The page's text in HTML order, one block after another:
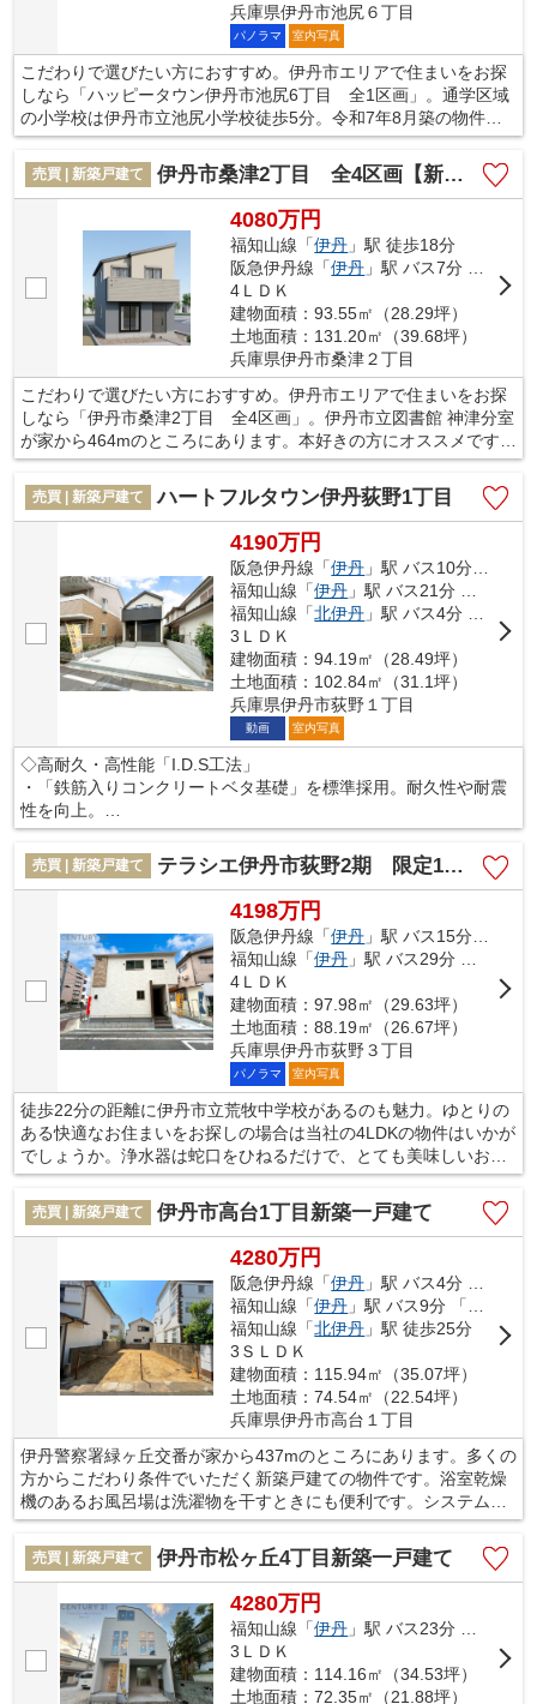
兵庫県伊丹市池尻６丁目
パノラマ 室内写真
こだわりで選びたい方におすすめ。伊丹市エリアで住まいをお探
しなら「ハッピータウン伊丹市池尻6丁目 全1区画」。通学区域
の小学校は伊丹市立池尻小学校徒歩5分。令和7年8月築の物件
で、新生活をお考えの方にお勧めです。こだわりのある方も多
い、新築の戸建て物件となっております。当社で不動産を探しま
せんか。人生に何度とない不動産購入だからこそ、当社にお任せ
ください。数多くの不動産情報を取り扱っております。
売買 | 新築戸建て 伊丹市桑津2丁目 全4区画【新築一戸建て】
4080万円
福知山線「伊丹 」駅 徒歩18分
阪急伊丹線「伊丹 」駅 バス7分 「神津」 停歩5分
4ＬＤＫ
建物面積：93.55㎡（28.29坪）
土地面積：131.20㎡（39.68坪）
兵庫県伊丹市桑津２丁目
こだわりで選びたい方におすすめ。伊丹市エリアで住まいをお探
しなら「伊丹市桑津2丁目 全4区画」。伊丹市立図書館 神津分室
が家から464mのところにあります。本好きの方にオススメです。
西桑津公園まで423mです。TVインターホン付きでお子様のお留
守番も安心です。伊丹市にあるこちらの一戸建てに関して、何か
ご不明な点などがございましたら、ぜひお問い合わせ下さい。内
覧予約なども承っております。
売買 | 新築戸建て ハートフルタウン伊丹荻野1丁目
4190万円
阪急伊丹線「伊丹 」駅 バス10分 「スポーツセンター前」 停歩9分
福知山線「伊丹 」駅 バス21分 「スポーツセンター前（伊丹市）」 停歩9分
福知山線「北伊丹 」駅 バス4分 「緑ケ丘７丁目」 停歩16分
3ＬＤＫ
建物面積：94.19㎡（28.49坪）
土地面積：102.84㎡（31.1坪）
兵庫県伊丹市荻野１丁目
動画 室内写真
◇高耐久・高性能「I.D.S工法」
・「鉄筋入りコンクリートベタ基礎」を標準採用。耐久性や耐震
性を向上。
・オリジナル固定金物「TロックⅡ」でしっかり固定
・厚床合板 強い耐震性に貢献
・他シックハウス対策やバリアフリー対策、省エネ性能などを実
◇「住宅性能評価書」を全棟ダブル取得！
住宅性能表示基準６項目で最高等級を取得
・耐震等級、耐風等級、劣化対策等級、維持管理対策等級、耐熱
等性能等級など
安心の住まい性能を第三者機関がチェック
売買 | 新築戸建て テラシエ伊丹市荻野2期 限定1区画
4198万円
阪急伊丹線「伊丹 」駅 バス15分 「荻野（バス）」 停歩15分
福知山線「伊丹 」駅 バス29分 「荻野（バス）」 停歩15分
4ＬＤＫ
建物面積：97.98㎡（29.63坪）
土地面積：88.19㎡（26.67坪）
兵庫県伊丹市荻野３丁目
パノラマ 室内写真
徒歩22分の距離に伊丹市立荒牧中学校があるのも魅力。ゆとりの
ある快適なお住まいをお探しの場合は当社の4LDKの物件はいかが
でしょうか。浄水器は蛇口をひねるだけで、とても美味しいお水
が飲めます。TVインターフォン付きの物件です。伊丹市の阪急伊
丹線伊丹付近で新生活を始めましょう。当社では、マイホームに
相応しい一戸建て情報も数多くご用意しております。
売買 | 新築戸建て 伊丹市高台1丁目新築一戸建て
4280万円
阪急伊丹線「伊丹 」駅 バス4分 「大鹿東口」 停歩3分
福知山線「伊丹 」駅 バス9分 「大鹿東口」 停歩3分
福知山線「北伊丹 」駅 徒歩25分
3ＳＬＤＫ
建物面積：115.94㎡（35.07坪）
土地面積：74.54㎡（22.54坪）
兵庫県伊丹市高台１丁目
伊丹警察署緑ヶ丘交番が家から437mのところにあります。多くの
方からこだわり条件でいただく新築戸建ての物件です。浴室乾燥
機のあるお風呂場は洗濯物を干すときにも便利です。システムキ
ッチン付きの物件です。友人やお客さんを呼びたくなる、そんな
お気に入りのお住まいで暮しませんか。当社で不動産を探しまし
ょう。快適な生活はあなたの心を豊かにします。
売買 | 新築戸建て 伊丹市松ヶ丘4丁目新築一戸建て
4280万円
福知山線「伊丹 」駅 バス23分 「天神川団地」 停歩7分
3ＬＤＫ
建物面積：114.16㎡（34.53坪）
土地面積：72.35㎡（21.88坪）